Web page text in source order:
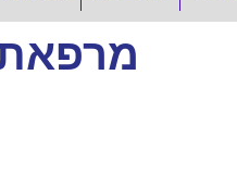
מרפאת